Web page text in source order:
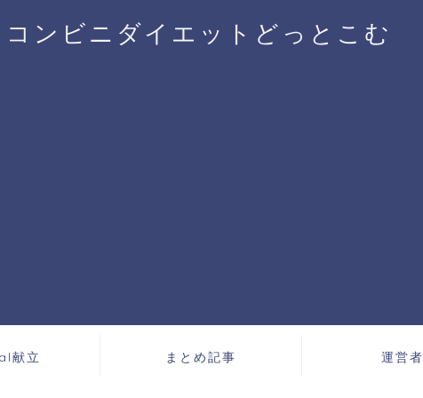
コンビニダイエットどっとこむ
献立 まとめ記事 運営者